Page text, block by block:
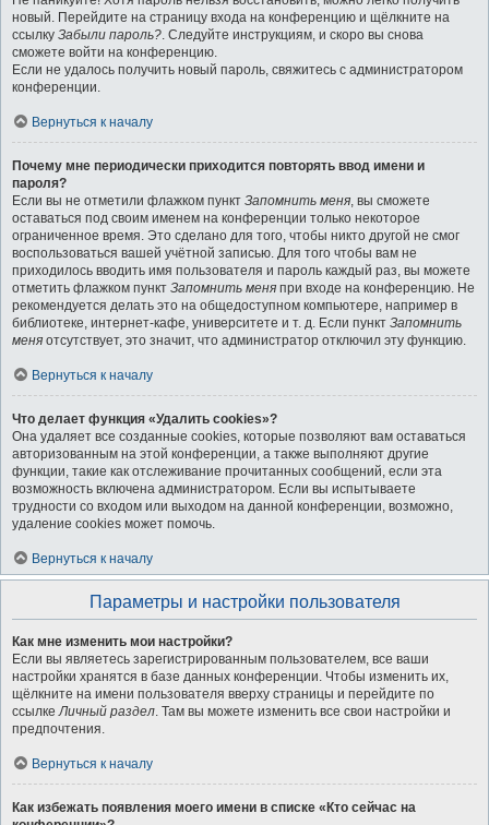
новый. Перейдите на страницу входа на конференцию и щёлкните на
ссылку Забыли пароль?. Следуйте инструкциям, и скоро вы снова
сможете войти на конференцию.
Если не удалось получить новый пароль, свяжитесь с администратором
конференции.
Вернуться к началу
Почему мне периодически приходится повторять ввод имени и
пароля?
Если вы не отметили флажком пункт Запомнить меня, вы сможете
оставаться под своим именем на конференции только некоторое
ограниченное время. Это сделано для того, чтобы никто другой не смог
воспользоваться вашей учётной записью. Для того чтобы вам не
приходилось вводить имя пользователя и пароль каждый раз, вы можете
отметить флажком пункт Запомнить меня при входе на конференцию. Не
рекомендуется делать это на общедоступном компьютере, например в
библиотеке, интернет-кафе, университете и т. д. Если пункт Запомнить
меня отсутствует, это значит, что администратор отключил эту функцию.
Вернуться к началу
Что делает функция «Удалить cookies»?
Она удаляет все созданные cookies, которые позволяют вам оставаться
авторизованным на этой конференции, а также выполняют другие
функции, такие как отслеживание прочитанных сообщений, если эта
возможность включена администратором. Если вы испытываете
трудности со входом или выходом на данной конференции, возможно,
удаление cookies может помочь.
Вернуться к началу
Параметры и настройки пользователя
Как мне изменить мои настройки?
Если вы являетесь зарегистрированным пользователем, все ваши
настройки хранятся в базе данных конференции. Чтобы изменить их,
щёлкните на имени пользователя вверху страницы и перейдите по
ссылкеЛичный раздел. Там вы можете изменить все свои настройки и
предпочтения.
Вернуться к началу
Как избежать появления моего имени в списке «Кто сейчас на